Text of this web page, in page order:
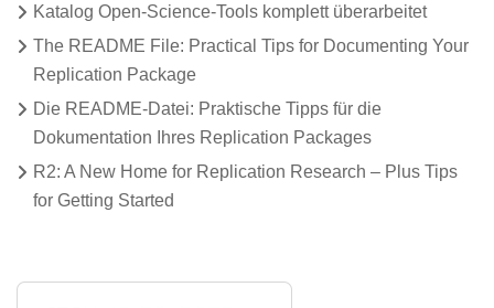
Katalog Open-Science-Tools komplett überarbeitet
The README File: Practical Tips for Documenting Your
Replication Package
Die README-Datei: Praktische Tipps für die
Dokumentation Ihres Replication Packages
R2: A New Home for Replication Research – Plus Tips
for Getting Started